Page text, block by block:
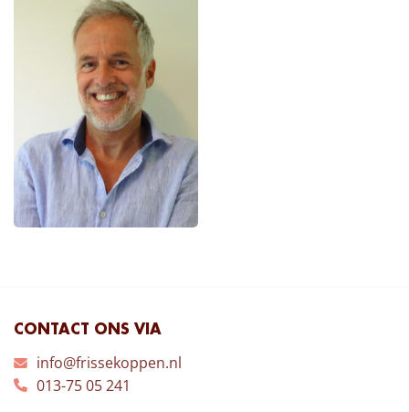
CONTACT ONS VIA
info@frissekoppen.nl
013-75 05 241